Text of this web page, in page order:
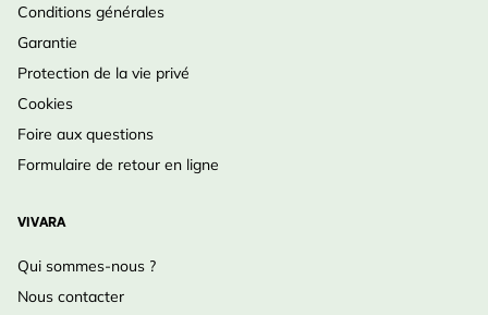
Conditions générales
Garantie
Protection de la vie privé
Cookies
Foire aux questions
Formulaire de retour en ligne
VIVARA
Qui sommes-nous ?
Nous contacter